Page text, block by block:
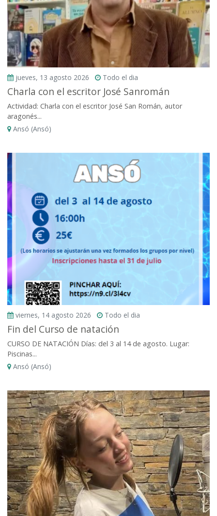
jueves, 13 agosto 2026 Todo el dia
Charla con el escritor José Sanromán
Actividad: Charla con el escritor José San Román, autor
aragonés...
Ansó (Ansó)
viernes, 14 agosto 2026 Todo el dia
Fin del Curso de natación
CURSO DE NATACIÓN Días: del 3 al 14 de agosto. Lugar:
Piscinas...
Ansó (Ansó)